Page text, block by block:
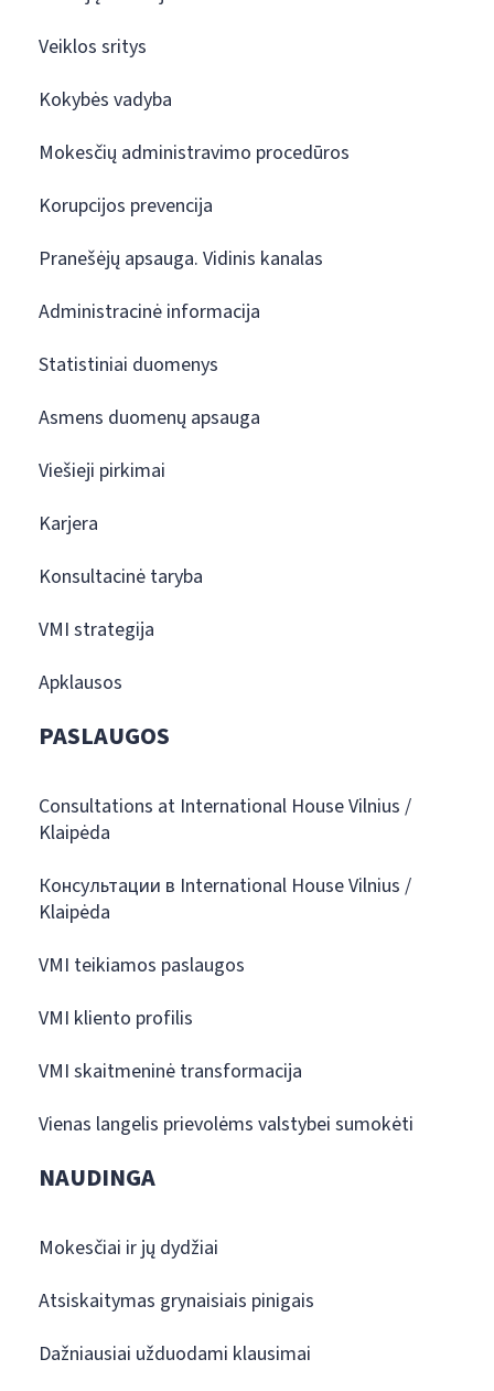
Veiklos sritys
Kokybės vadyba
Mokesčių administravimo procedūros
Korupcijos prevencija
Pranešėjų apsauga. Vidinis kanalas
Administracinė informacija
Statistiniai duomenys
Asmens duomenų apsauga
Viešieji pirkimai
Karjera
Konsultacinė taryba
VMI strategija
Apklausos
PASLAUGOS
Consultations at International House Vilnius /
Klaipėda
Консультации в International House Vilnius /
Klaipėda
VMI teikiamos paslaugos
VMI kliento profilis
VMI skaitmeninė transformacija
Vienas langelis prievolėms valstybei sumokėti
NAUDINGA
Mokesčiai ir jų dydžiai
Atsiskaitymas grynaisiais pinigais
Dažniausiai užduodami klausimai